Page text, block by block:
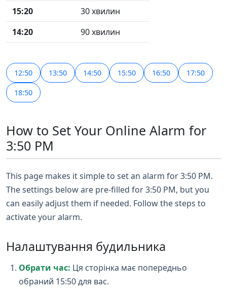
15:20
30 хвилин
14:20
90 хвилин
12:50 13:50 14:50 15:50 16:50 17:50
18:50
How to Set Your Online Alarm for
3:50 PM
This page makes it simple to set an alarm for 3:50 PM.
The settings below are pre-filled for 3:50 PM, but you
can easily adjust them if needed. Follow the steps to
activate your alarm.
Налаштування будильника
Обрати час: Ця сторінка має попередньо
обраний 15:50 для вас.